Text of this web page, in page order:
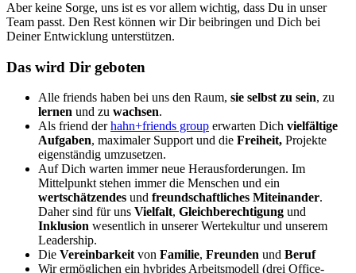
Aber keine Sorge, uns ist es vor allem wichtig, dass Du in unser
Team passt. Den Rest können wir Dir beibringen und Dich bei
Deiner Entwicklung unterstützen.
Das wird Dir geboten
Alle friends haben bei uns den Raum, sie selbst zu sein, zu
lernen und zu wachsen.
Als friend derhahn+friends group erwarten Dich vielfältige
Aufgaben, maximaler Support und die Freiheit, Projekte
eigenständig umzusetzen.
Auf Dich warten immer neue Herausforderungen. Im
Mittelpunkt stehen immer die Menschen und ein
wertschätzendes und freundschaftliches Miteinander.
Daher sind für uns Vielfalt, Gleichberechtigung und
Inklusion wesentlich in unserer Wertekultur und unserem
Leadership.
Die Vereinbarkeitvon Familie, Freunden und Beruf
Wir ermöglichen ein hybrides Arbeitsmodell (drei Office-